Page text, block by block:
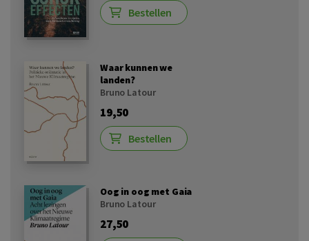
Bestellen
Waar kunnen we
landen?
Bruno Latour
19,50
Bestellen
Oog in oog met Gaia
Bruno Latour
27,50